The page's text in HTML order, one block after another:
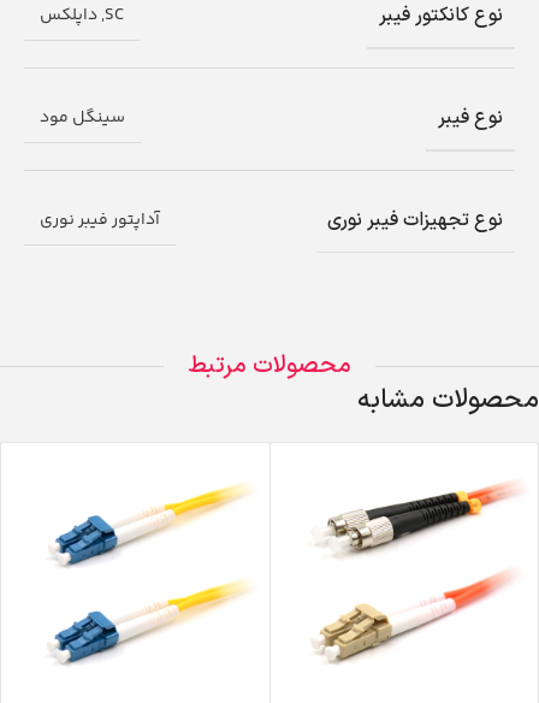
نوع کانکتور فیبر SC, داپلکس
نوع فیبر سینگل مود
نوع تجهیزات فیبر نوری آداپتور فیبر نوری
محصولات مرتبط
محصولات مشابه